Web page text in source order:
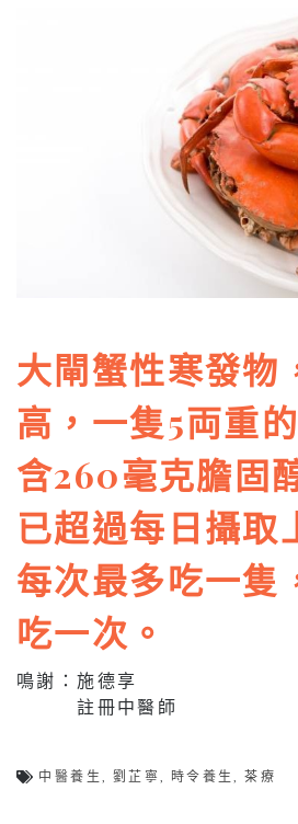
大閘蟹性寒發物
高，一隻5両重
含260毫克膽固
已超過每日攝取
每次最多吃一隻
吃一次。
鳴謝：施德享
註冊中醫師
中醫養生, 劉芷寧, 時令養生,茶療